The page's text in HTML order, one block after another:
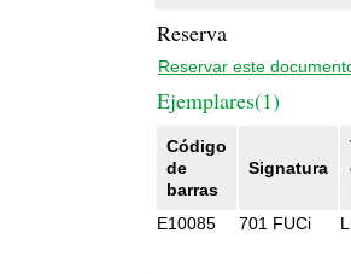
Reserva
Reservar este
Ejemplares(1)
Código
de
barras
Signatura
E10085
701 FUCi